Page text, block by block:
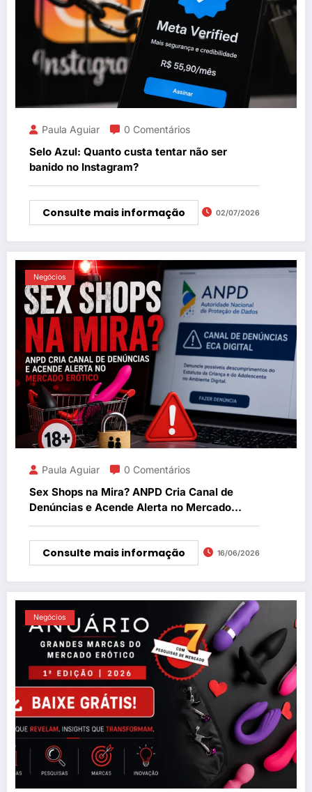
Paula Aguiar 0 Comentários
Selo Azul: Quanto custa tentar não ser
banido no Instagram?
Consulte mais informação 02/07/2026
Negócios
Paula Aguiar 0 Comentários
Sex Shops na Mira? ANPD Cria Canal de
Denúncias e Acende Alerta no Mercado
Erótico
Consulte mais informação 16/06/2026
Negócios